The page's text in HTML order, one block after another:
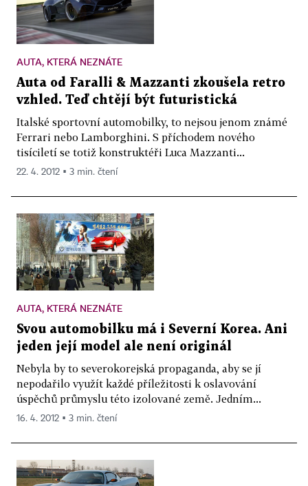
AUTA, KTERÁ NEZNÁTE
Auta od Faralli & Mazzanti zkoušela retro
vzhled. Teď chtějí být futuristická
Italské sportovní automobilky, to nejsou jenom známé
Ferrari nebo Lamborghini. S příchodem nového
tisíciletí se totiž konstruktéři Luca Mazzanti...
22. 4. 2012 ▪ 3 min. čtení
AUTA, KTERÁ NEZNÁTE
Svou automobilku má i Severní Korea. Ani
jeden její model ale není originál
Nebyla by to severokorejská propaganda, aby se jí
nepodařilo využít každé příležitosti k oslavování
úspěchů průmyslu této izolované země. Jedním...
16. 4. 2012 ▪ 3 min. čtení